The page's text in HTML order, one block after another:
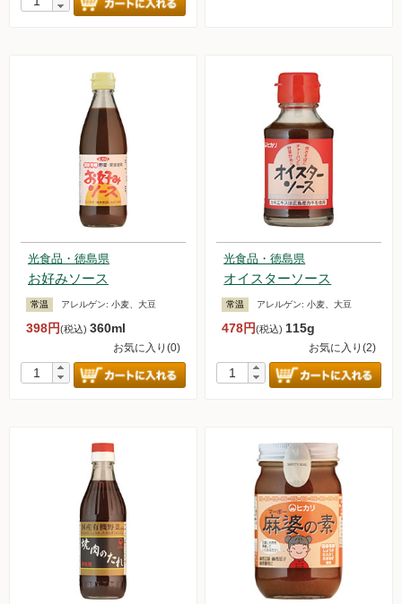
光食品・徳島県
お好みソース
常温 アレルゲン: 小麦、大豆
398円(税込) 360ml
お気に入り(0)
光食品・徳島県
オイスターソース
常温 アレルゲン:小麦、大豆
478円(税込) 115g
お気に入り(2)